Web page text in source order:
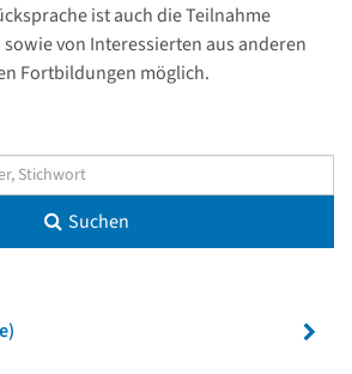
ist auch die Teilnahme
von Interessierten aus anderen
Fortbildungen möglich.
Suchen